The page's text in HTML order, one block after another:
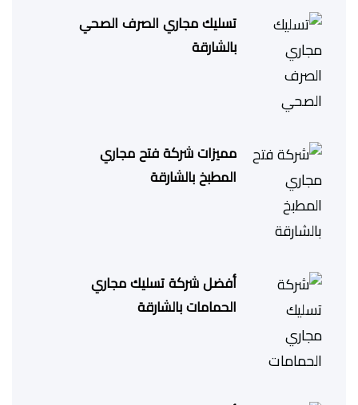
تسليك مجاري الصرف الصحي
بالشارقة
مميزات شركة فتح مجاري
المطبخ بالشارقة
أفضل شركة تسليك مجاري
الحمامات بالشارقة